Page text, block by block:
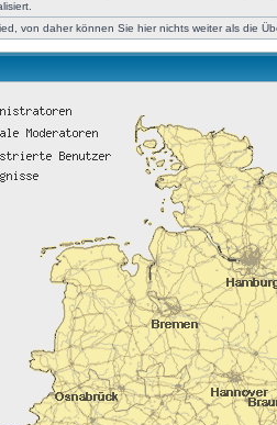
von daher können Sie hier nichts weiter als die